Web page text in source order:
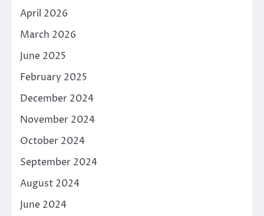
April 2026
March 2026
June 2025
February 2025
December 2024
November 2024
October 2024
September 2024
August 2024
June 2024